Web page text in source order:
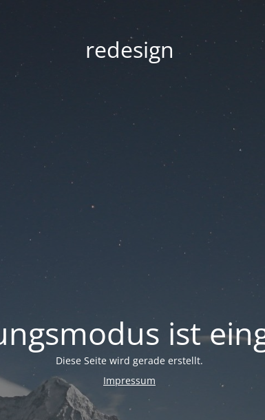
redesign
ist
Diese Seite wird gerade erstellt.
Impressum